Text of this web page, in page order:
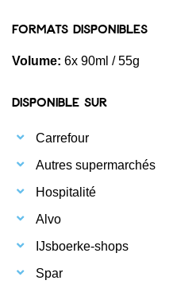
Formats disponibles
Volume: 6x 90ml / 55g
Disponible sur
Carrefour
Autres supermarchés
Hospitalité
Alvo
IJsboerke-shops
Spar